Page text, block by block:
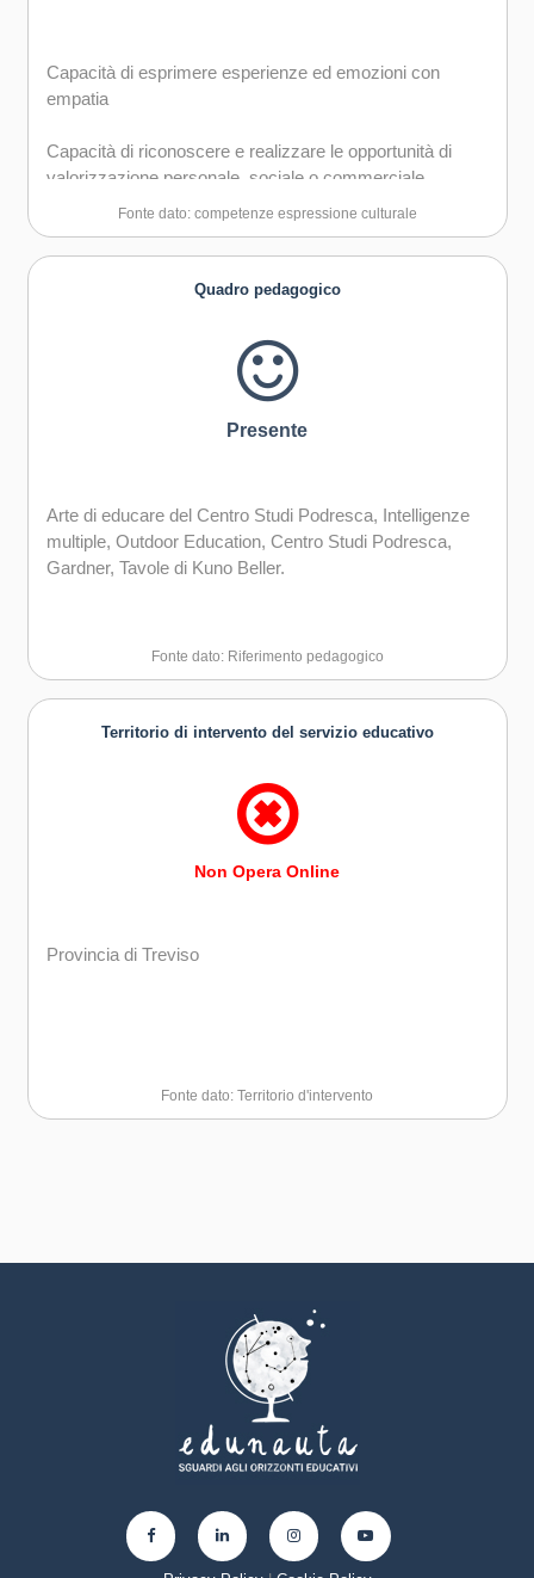
Capacità di esprimere esperienze ed emozioni con
empatia
Capacità di riconoscere e realizzare le opportunità di
valorizzazione personale, sociale o commerciale
mediante le arti e le altre forme culturali
Capacità di impegnarsi in processi creativi sia
individualmente che collettivamente
Fonte dato: competenze espressione culturale
Quadro pedagogico
Presente
Arte di educare del Centro Studi Podresca, Intelligenze
multiple, Outdoor Education, Centro Studi Podresca,
Gardner, Tavole di Kuno Beller.
Fonte dato: Riferimento pedagogico
Territorio di intervento del servizio educativo
Non Opera Online
Provincia di Treviso
Fonte dato: Territorio d'intervento